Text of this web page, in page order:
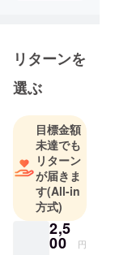
今年は2021
年5月15日、
16日に開催
決定！
リターンを
選ぶ
目標金額
未達でも
リターン
が届きま
す(All-in
方式)
2,5
00 円